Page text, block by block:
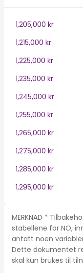
1,205,000 kr
1,215,000 kr
1,225,000 kr
1,235,000 kr
1,245,000 kr
1,255,000 kr
1,265,000 kr
1,275,000 kr
1,285,000 kr
1,295,000 kr
MERKNAD *
stabellene for NO,
antatt noen
Dette dokumentet
skal kun brukes til